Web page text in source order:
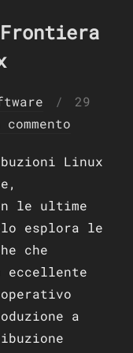
29
commento
Linux
le ultime
esplora le
che
eccellente
a